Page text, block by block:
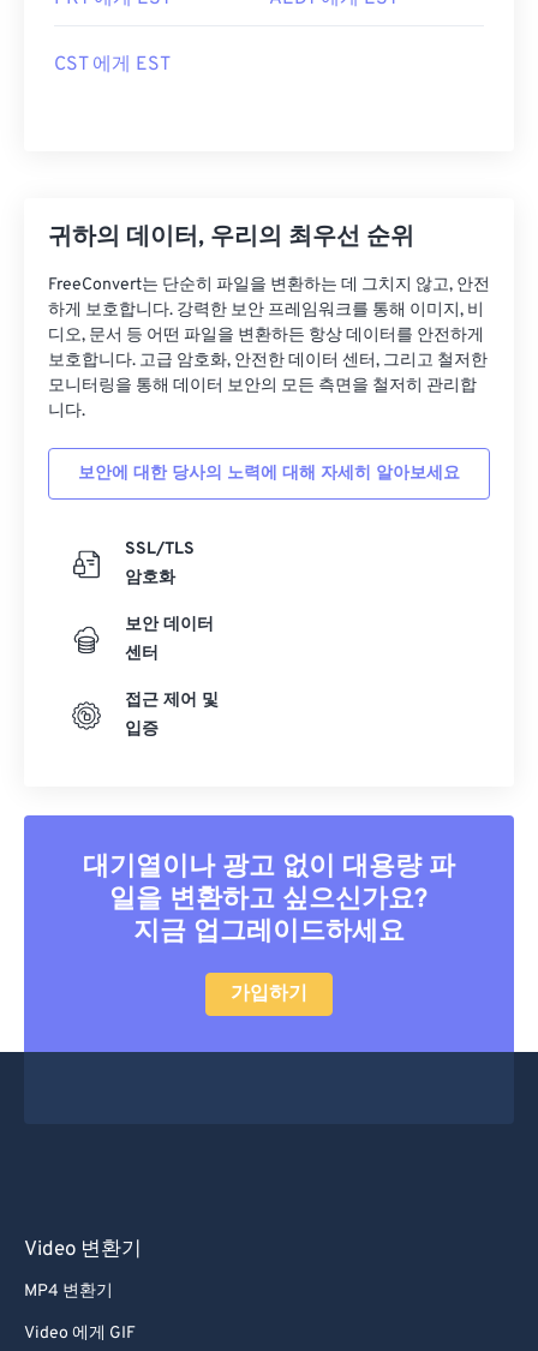
CST 에게 EST
귀하의 데이터, 우리의 최우선 순위
FreeConvert는 단순히 파일을 변환하는 데 그치지 않고, 안전
하게 보호합니다. 강력한 보안 프레임워크를 통해 이미지, 비
디오, 문서 등 어떤 파일을 변환하든 항상 데이터를 안전하게
보호합니다. 고급 암호화, 안전한 데이터 센터, 그리고 철저한
모니터링을 통해 데이터 보안의 모든 측면을 철저히 관리합
니다.
보안에 대한 당사의 노력에 대해 자세히 알아보세요
SSL/TLS
암호화
보안 데이터
센터
접근 제어 및
입증
대기열이나 광고 없이 대용량 파
일을 변환하고 싶으신가요?
지금 업그레이드하세요
가입하기
Video 변환기
MP4 변환기
Video 에게 GIF